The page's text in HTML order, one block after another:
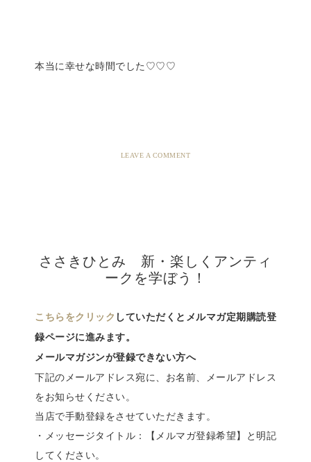
本当に幸せな時間でした♡♡♡
LEAVE A COMMENT
ささきひとみ 新・楽しくアンティ
ークを学ぼう！
こちらをクリック していただくとメルマガ定期購読登
録ページに進みます。
メールマガジンが登録できない方へ
下記のメールアドレス宛に、お名前、メールアドレス
をお知らせください。
当店で手動登録をさせていただきます。
・メッセージタイトル：【メルマガ登録希望】と明記
してください。